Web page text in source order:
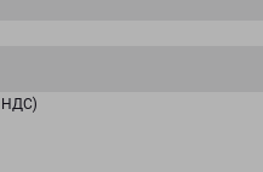
НДС)